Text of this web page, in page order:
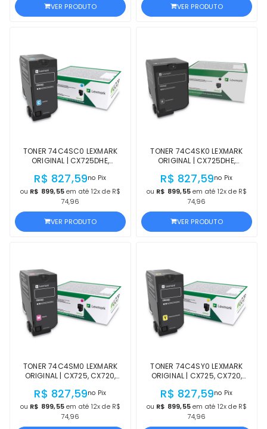
VER PRODUTO VER PRODUTO
TONER 74C4SC0 LEXMARK
ORIGINAL | CX725DHE,
CS725DTE, CS725DE, CX725,
CX720, CS725, CS720 CIANO |
OFICIAL LEXMARK LACRADO
R$ 827,59no Pix
ou R$ 899,55em até 12x de R$
74,96
VER PRODUTO
TONER 74C4SK0 LEXMARK
ORIGINAL | CX725DHE,
CS725DTE, CS725DE, CX725,
CX720, CS725, CS720 PRETO |
OFICIAL LEXMARK LACRADO
R$ 827,59no Pix
ou R$ 899,55em até 12x de R$
74,96
VER PRODUTO
TONER 74C4SM0 LEXMARK
ORIGINAL | CX725, CX720,
CX725DE, CS720DTE, CS720DE,
CS725DTE, CS725DE, CS725,
CS720 MAGENTA OFICIAL
LEXMARK
R$ 827,59no Pix
ou R$ 899,55em até 12x de R$
74,96
TONER 74C4SY0 LEXMARK
ORIGINAL | CX725, CX720,
CX725DE, CS720DTE, CS720DE,
CS725DTE, CS725DE, CS720
AMARELO OFICIAL LEXMARK
R$ 827,59no Pix
ou R$ 899,55em até 12x de R$
74,96